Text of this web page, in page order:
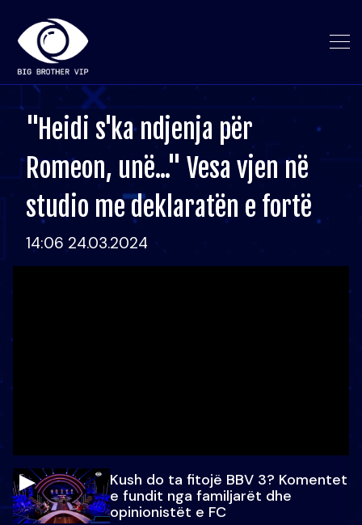
"Heidi s'ka ndjenja për
Romeon, unë..." Vesa vjen në
studio me deklaratën e fortë
14:06 24.03.2024
Kush do ta fitojë BBV 3? Komentet
e fundit nga familjarët dhe
opinionistët e FC